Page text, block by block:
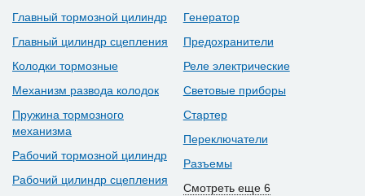
Главный тормозной цилиндр
Главный цилиндр сцепления
Колодки тормозные
Механизм развода колодок
Пружина тормозного
механизма
Рабочий тормозной цилиндр
Рабочий цилиндр сцепления
Генератор
Предохранители
Реле электрические
Световые приборы
Стартер
Переключатели
Разъемы
Смотреть еще 6